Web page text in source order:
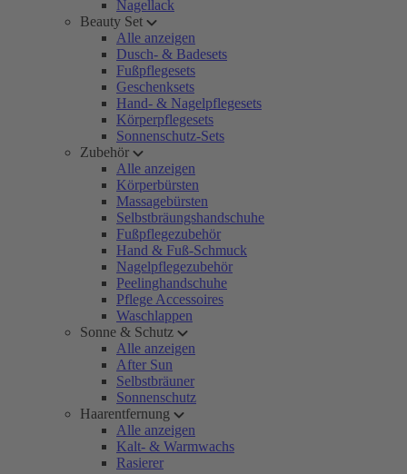
Nagellack
Beauty Set
Alle anzeigen
Dusch- & Badesets
Fußpflegesets
Geschenksets
Hand- & Nagelpflegesets
Körperpflegesets
Sonnenschutz-Sets
Zubehör
Alle anzeigen
Körperbürsten
Massagebürsten
Selbstbräungshandschuhe
Fußpflegezubehör
Hand & Fuß-Schmuck
Nagelpflegezubehör
Peelinghandschuhe
Pflege Accessoires
Waschlappen
Sonne & Schutz
Alle anzeigen
After Sun
Selbstbräuner
Sonnenschutz
Haarentfernung
Alle anzeigen
Kalt- & Warmwachs
Rasierer